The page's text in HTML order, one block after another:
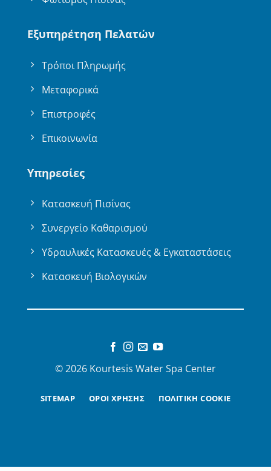
Εξυπηρέτηση Πελατών
Τρόποι Πληρωμής
Μεταφορικά
Επιστροφές
Επικοινωνία
Υπηρεσίες
Κατασκευή Πισίνας
Συνεργείο Καθαρισμού
Υδραυλικές Κατασκευές & Εγκαταστάσεις
Κατασκευή Βιολογικών
© 2026 Kourtesis Water Spa Center
SITEMAP ΟΡΟΙ ΧΡΗΣΗΣ ΠΟΛΙΤΙΚΗ COOKIE